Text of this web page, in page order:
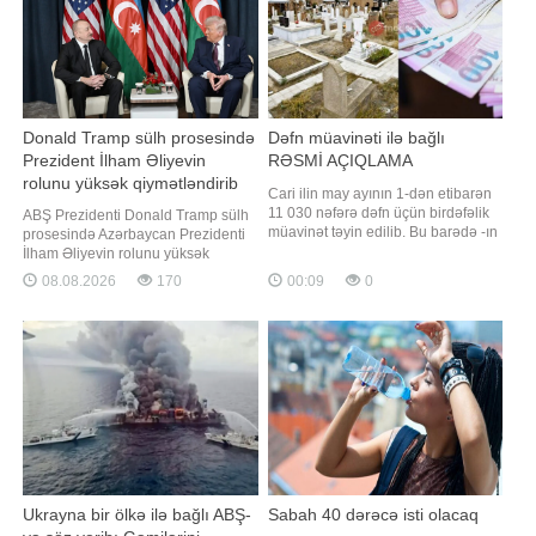
avqustun 18-dən
Donald Tramp sülh prosesində
Prezident İlham Əliyevin
rolunu yüksək qiymətləndirib
ABŞ Prezidenti Donald Tramp sülh
prosesində Azərbaycan Prezidenti
İlham Əliyevin rolunu yüksək
qiymətləndirib. "Report" xəbər verir
ki, ABŞ Prezidenti bu barədə
danışığı zamanı bildirib. Telefon
danışığı zamanı 2025-ci il avqustun
8-də Vaşinqtonda keçirilmiş v
08.08.2026 170
Dəfn müavinəti ilə bağlı
RƏSMİ AÇIQLAMA
Cari ilin may ayının 1-dən etibarən
11 030 nəfərə dəfn üçün birdəfəlik
müavinət təyin edilib. Bu barədə -ın
Sosial Müdafiə Fondundan
məlumat verilib. Bildirilib ki, 2026-cı
müavinətin proaktiv qaydada təyin
edilməsinə başlanılıb və həmi
00:09 0
Ukrayna bir ölkə ilə bağlı ABŞ-
Sabah 40 dərəcə isti olacaq